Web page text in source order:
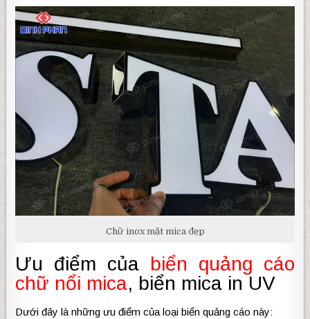
Chữ inox mặt mica đẹp
Ưu điểm của biển quảng cáo
chữ nổi mica, biển mica in UV
Dưới đây là những ưu điểm của loại biển quảng cáo này: